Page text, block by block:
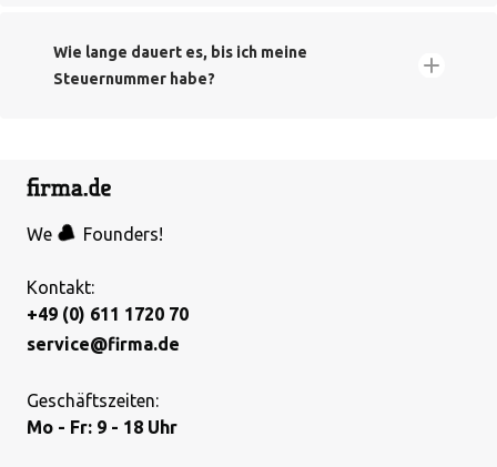
Wie lange dauert es, bis ich meine
Steuernummer habe?
We Founders!
Kontakt:
+49 (0) 611 1720 70
service@firma.de
Geschäftszeiten:
Mo - Fr: 9 - 18 Uhr